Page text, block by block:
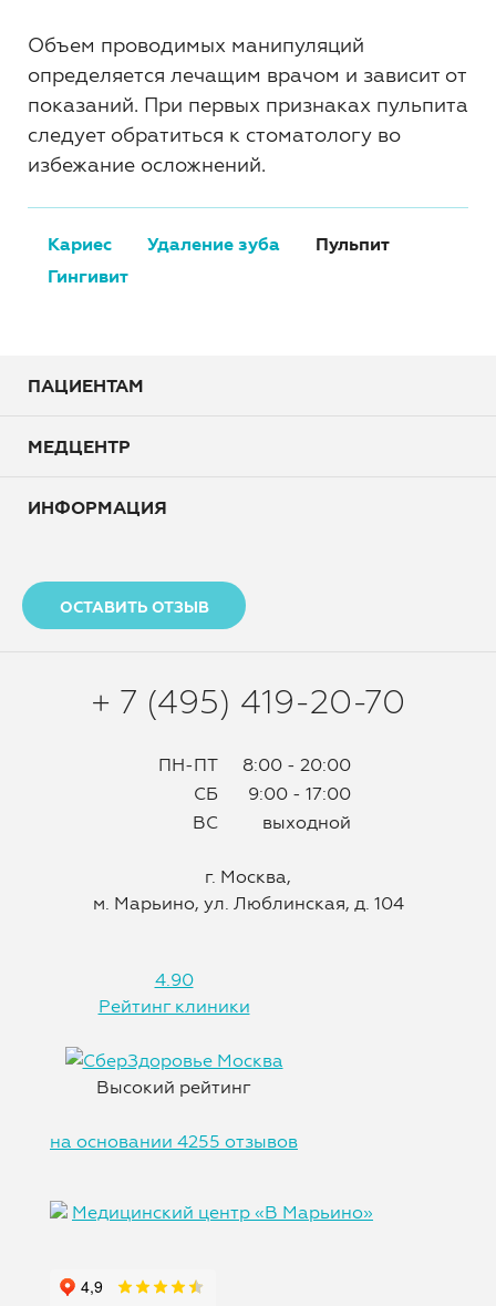
Объем проводимых манипуляций
определяется лечащим врачом и зависит от
показаний. При первых признаках пульпита
следует обратиться к стоматологу во
избежание осложнений.
Кариес Удаление зуба
Пульпит
Гингивит
ПАЦИЕНТАМ
МЕДЦЕНТР
ИНФОРМАЦИЯ
ОСТАВИТЬ ОТЗЫВ
+ 7 (495) 419-20-70
ПН-ПТ
8:00 - 20:00
СБ
9:00 - 17:00
ВС
выходной
г. Москва,
м. Марьино, ул. Люблинская, д. 104
4.90
Рейтинг клиники
Высокий рейтинг
на основании 4255 отзывов
Медицинский центр «В Марьино»